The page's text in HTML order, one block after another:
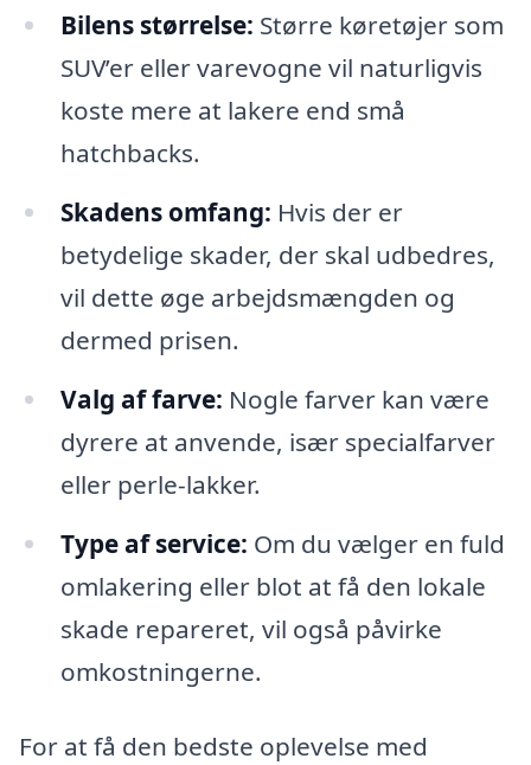
Bilens størrelse: Større køretøjer som
SUV’er eller varevogne vil naturligvis
koste mere at lakere end små
hatchbacks.
Skadens omfang: Hvis der er
betydelige skader, der skal udbedres,
vil dette øge arbejdsmængden og
dermed prisen.
Valg af farve: Nogle farver kan være
dyrere at anvende, især specialfarver
eller perle-lakker.
Type af service: Om du vælger en fuld
omlakering eller blot at få den lokale
skade repareret, vil også påvirke
omkostningerne.
For at få den bedste oplevelse med